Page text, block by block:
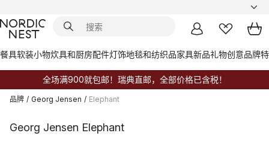
餐具软装小物炊具和厨房配件灯饰地毯和纺织品家具新品礼物创意品牌
全场满900就包邮！瑞典直邮，全部价格已含税！
品牌 / Georg Jensen / Elephant
Georg Jensen Elephant